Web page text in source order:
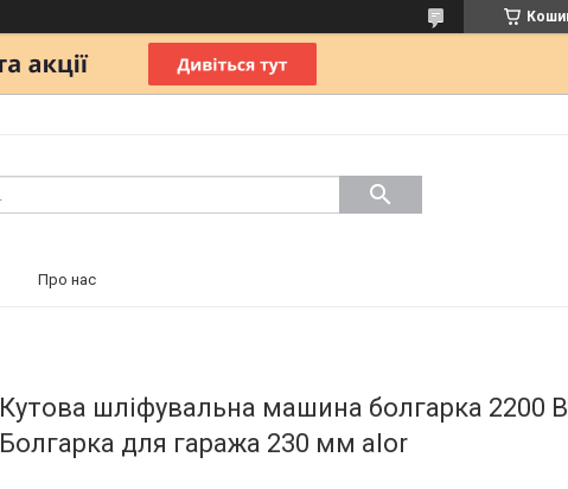
Про нас
Кутова шліфувальна машина болгарка 2200
Болгарка для гаража 230 мм alor